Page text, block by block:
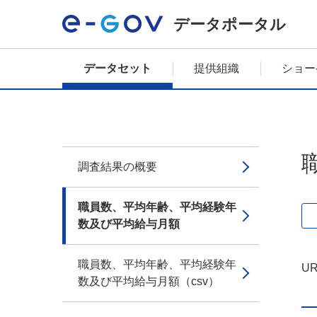
データポータル
データセット 提供組織 ショ
調査結果の概要
職員数、平均年齢、平均経験年
数及び平均給与月額
職員数、平均年齢、平均経験年
数及び平均給与月額（csv）